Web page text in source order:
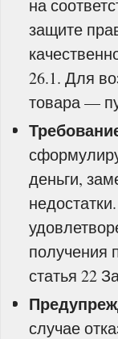
на
защите
26.1. Для
товара —
деньги,
получения
статья 22
случае